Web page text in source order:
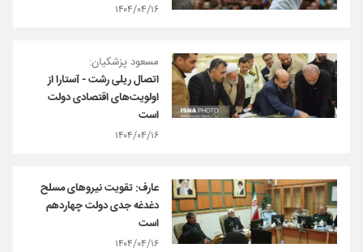
۱۴۰۴/۰۴/۱۶
مسعود پزشکیان:
اتصال ریلی رشت - آستارا از
اولویت‌های اقتصادی دولت
است
۱۴۰۴/۰۴/۱۶
عارف: تقویت نیروهای مسلح
دغدغه جدی دولت چهاردهم
است
۱۴۰۴/۰۴/۱۶